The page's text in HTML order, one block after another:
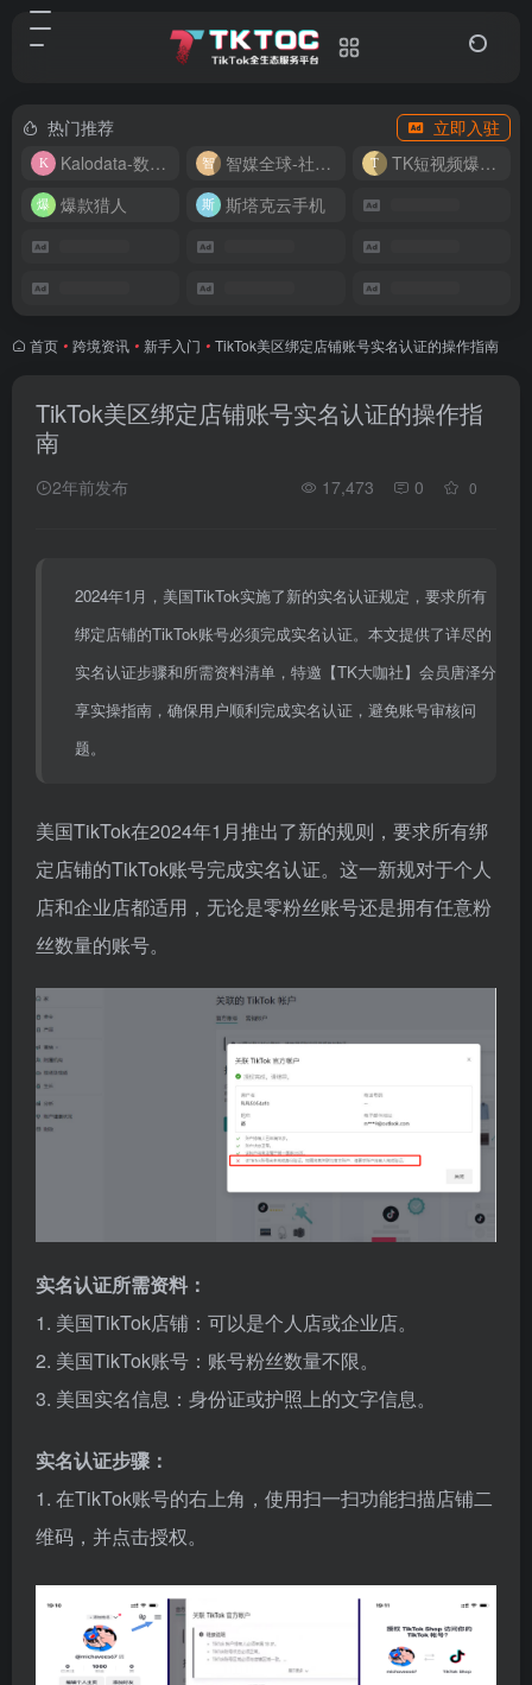
热门推荐
立即入驻
Kalodata-数据分析平台
智媒全球-社媒管理平台
TK短视频爆款复刻
爆款猎人
斯塔克云手机
首页 • 跨境资讯 • 新手入门 • TikTok美区绑定店铺账号实名认证的操作指南
TikTok美区绑定店铺账号实名认证的操作指
南
2年前发布 17,473 0 0
2024年1月，美国TikTok实施了新的实名认证规定，要求所有
绑定店铺的TikTok账号必须完成实名认证。本文提供了详尽的
实名认证步骤和所需资料清单，特邀【TK大咖社】会员唐泽分
享实操指南，确保用户顺利完成实名认证，避免账号审核问
题。
美国TikTok在2024年1月推出了新的规则，要求所有绑
定店铺的TikTok账号完成实名认证。这一新规对于个人
店和企业店都适用，无论是零粉丝账号还是拥有任意粉
丝数量的账号。
实名认证所需资料：
1. 美国TikTok店铺：可以是个人店或企业店。
2. 美国TikTok账号：账号粉丝数量不限。
3. 美国实名信息：身份证或护照上的文字信息。
实名认证步骤：
1. 在TikTok账号的右上角，使用扫一扫功能扫描店铺二
维码，并点击授权。